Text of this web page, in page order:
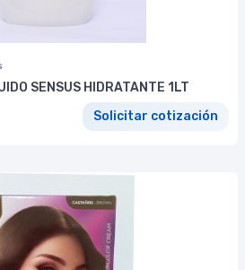
SENSUS HIDRATANTE 1LT
Solicitar cotización